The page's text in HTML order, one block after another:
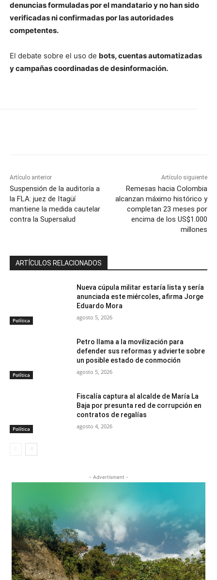
denuncias formuladas por el mandatario y no han sido
verificadas ni confirmadas por las autoridades
competentes.
El debate sobre el uso de bots, cuentas automatizadas
y campañas coordinadas de desinformación.
Artículo anterior
Suspensión de la auditoría a
la FLA: juez de Itagüí
mantiene la medida cautelar
contra la Supersalud
Artículo siguiente
Remesas hacia Colombia
alcanzan máximo histórico y
completan 23 meses por
encima de los US$1.000
millones
ARTÍCULOS RELACIONADOS
Política
Nueva cúpula militar estaría lista y sería
anunciada este miércoles, afirma Jorge
Eduardo Mora
agosto 5, 2026
Política
Petro llama a la movilización para
defender sus reformas y advierte sobre
un posible estado de conmoción
agosto 5, 2026
Política
Fiscalía captura al alcalde de María La
Baja por presunta red de corrupción en
contratos de regalías
agosto 4, 2026
- Advertisment -